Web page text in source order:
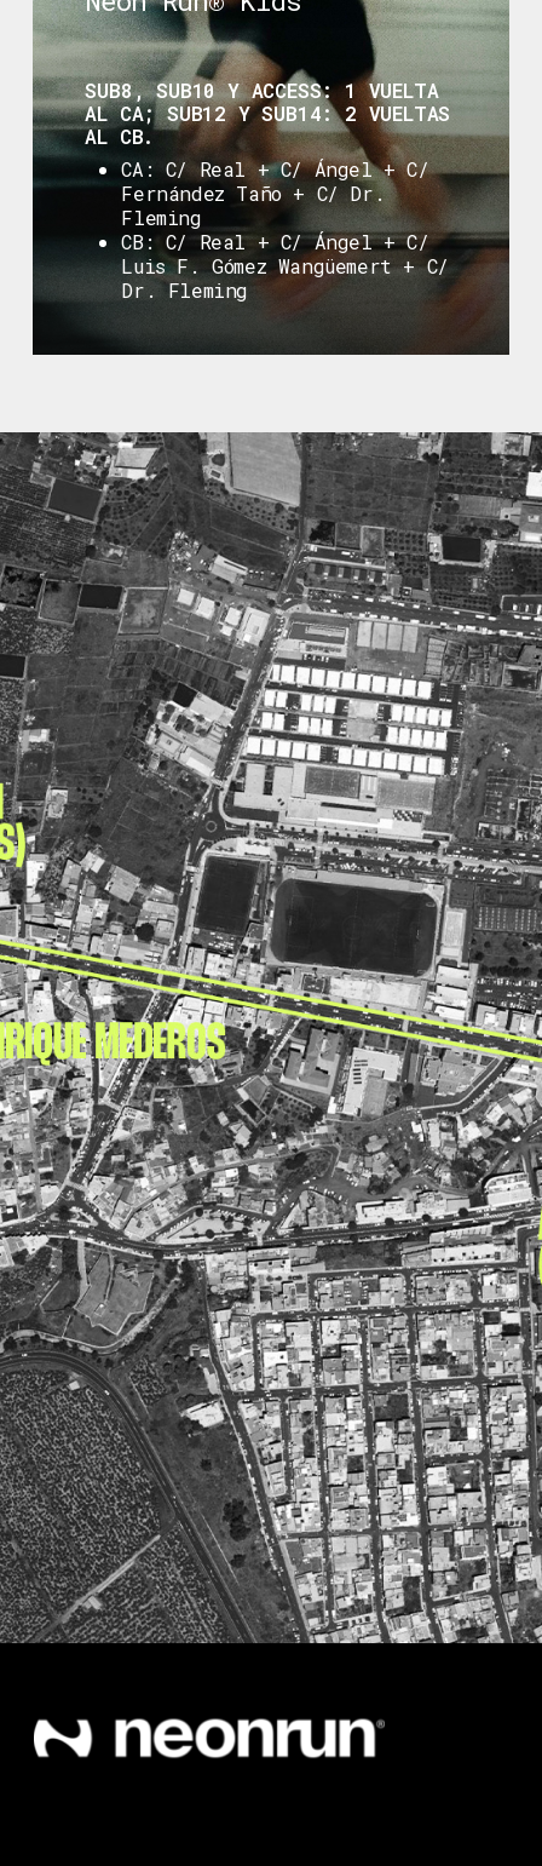
SUB8, SUB10 Y ACCESS: 1 VUELTA
AL CA; SUB12 Y SUB14: 2 VUELTAS
AL CB.
CA: C/ Real + C/ Ángel + C/
Fernández Taño + C/ Dr.
Fleming
CB: C/ Real + C/ Ángel + C/
Luis F. Gómez Wangüemert + C/
Dr. Fleming